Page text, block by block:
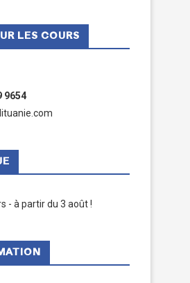
LES COURS
9654
- à partir du 3 août !